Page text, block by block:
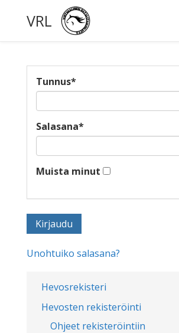
VRL
Hevosrekisteri
Hevosten rekisteröinti
Ohjeet rekisteröintiin
Tunnus*
Salasana*
Muista minut
Unohtuiko salasana?